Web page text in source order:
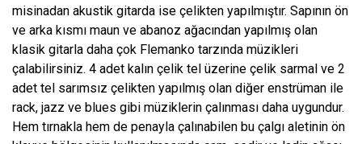
misinadan akustik gitarda ise çelikten yapılmıştır. Sapının ön
ve arka kısmı maun ve abanoz ağacından yapılmış olan
klasik gitarla daha çok Flemanko tarzında müzikleri
çalabilirsiniz. 4 adet kalın çelik tel üzerine çelik sarmal ve 2
adet tel sarımsız çelikten yapılmış olan diğer enstrüman ile
rack, jazz ve blues gibi müziklerin çalınması daha uygundur.
Hem tırnakla hem de penayla çalınabilen bu çalgı aletinin ön